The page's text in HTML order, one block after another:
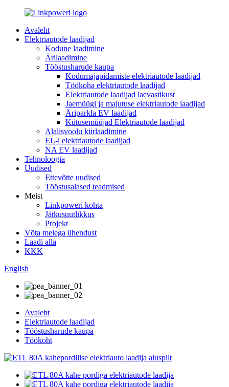
Avaleht
Elektriautode laadijad
Kodune laadimine
Ärilaadimine
Tööstusharude kaupa
Kodumajapidamiste elektriautode laadijad
Töökoha elektriautode laadijad
Elektriautode laadijad laevastikust
Jaemüügi ja majutuse elektriautode laadijad
Äriparkla EV laadijad
Kütusemüüjad Elektriautode laadijad
Alalisvoolu kiirlaadimine
EL-i elektriautode laadijad
NA EV laadijad
Tehnoloogia
Uudised
Ettevõtte uudised
Tööstusalased teadmised
Meist
Linkpoweri kohta
Jätkusuutlikkus
Projekt
Võta meiega ühendust
Laadi alla
KKK
English
Avaleht
Elektriautode laadijad
Tööstusharude kaupa
Töökoht